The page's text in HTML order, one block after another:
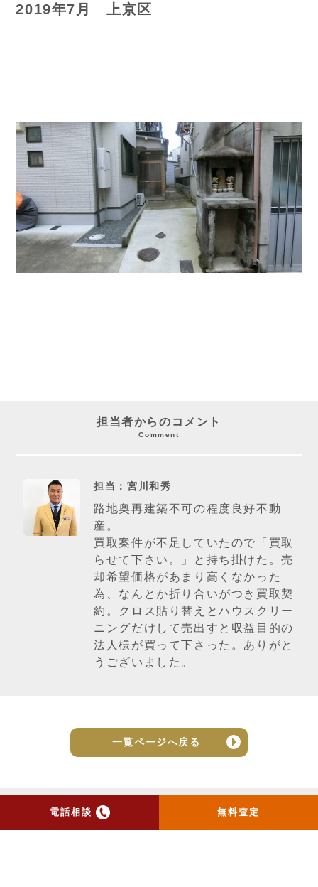
電話相談 無料査定
2019年7月 上京区
担当者からのコメント
Comment
担当：宮川和秀
路地奥再建築不可の程度良好不動
産。
買取案件が不足していたので「買取
らせて下さい。」と持ち掛けた。売
却希望価格があまり高くなかった
為、なんとか折り合いがつき買取契
約。クロス貼り替えとハウスクリー
ニングだけして売出すと収益目的の
法人様が買って下さった。ありがと
うございました。
一覧ページへ戻る